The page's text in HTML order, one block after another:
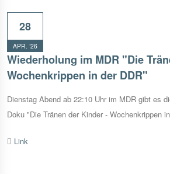
28
APR. ’26
Wiederholung im MDR "Die
Wochenkrippen in der DDR"
Dienstag Abend ab 22:10 Uhr im MDR gibt es
Doku "Die Tränen der Kinder - Wochenkrippen
Link